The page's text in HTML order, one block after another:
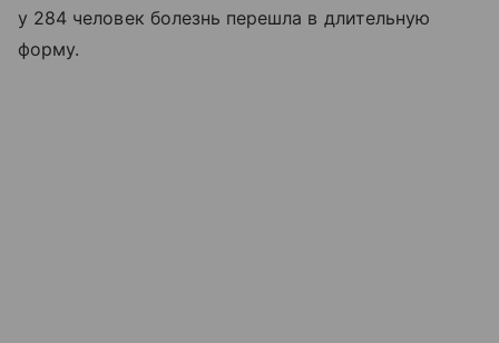
у 284 человек болезнь перешла в длительную
форму.